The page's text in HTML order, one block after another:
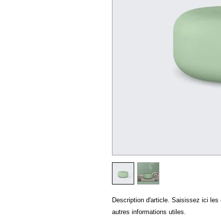
Description d'article. Saisissez ici
autres informations utiles.